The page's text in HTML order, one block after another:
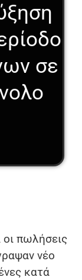
σε
οι πωλήσεις
νέο
κατά